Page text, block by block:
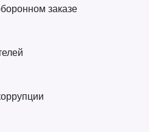
заказе